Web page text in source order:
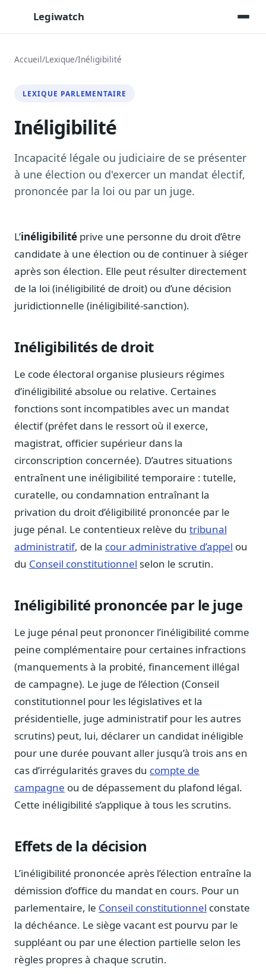
Legiwatch
Posez vos questions, réponses sourcées
Transcriptions IA
Toutes les séances AN/Sénat transcrites
Synthèses IA
Résumés automatiques des dossiers longs
Veille des matinales radio
Par dossier, personne, mot-clé
Exports & livrables
Notes, briefings, tableaux de bord
Fiches parlementaires
Parcours, mandats, prises de position
Affaires publiques
Affaires réglementaires
JO, décrets, conseil des ministres, AAI
Fédérations & plaidoyer
ONG, syndicats, ordres, associations
Parlementaires
Préparez vos interventions et amendements
Journalistes
Veille en temps réel, embeds pour vos contenus
Suivi par secteur
11 secteurs : énergie, santé, finance, numérique…
Cas d'usage concrets
Six cas pour gagner du temps
Conseil (Advisory)
Consultants seniors, plateforme Legiwatch incluse
Guides pratiques
17 guides sur le Parlement, la procédure, le plaidoyer
Blog & Podcast Hémicycle
Lexique parlementaire
1027 termes expliqués
Glossaire affaires publiques
Lexique par thème métier
Sources couvertes
23 flux indexés
Nouveautés produit
Accueil/Lexique/Inéligibilité
LEXIQUE PARLEMENTAIRE
Inéligibilité
Incapacité légale ou judiciaire de se présenter
à une élection ou d'exercer un mandat électif,
prononcée par la loi ou par un juge.
L’inéligibilité prive une personne du droit d’être
candidate à une élection ou de continuer à siéger
après son élection. Elle peut résulter directement
de la loi (inéligibilité de droit) ou d’une décision
juridictionnelle (inéligibilité-sanction).
Inéligibilités de droit
Le code électoral organise plusieurs régimes
d’inéligibilité absolue ou relative. Certaines
fonctions sont incompatibles avec un mandat
électif (préfet dans le ressort où il exerce,
magistrat, officier supérieur dans la
circonscription concernée). D’autres situations
entraînent une inéligibilité temporaire : tutelle,
curatelle, ou condamnation entraînant la
privation du droit d’éligibilité prononcée par le
juge pénal. Le contentieux relève du tribunal
administratif, de la cour administrative d’appel ou
du Conseil constitutionnel selon le scrutin.
Inéligibilité prononcée par le juge
Le juge pénal peut prononcer l’inéligibilité comme
peine complémentaire pour certaines infractions
(manquements à la probité, financement illégal
de campagne). Le juge de l’élection (Conseil
constitutionnel pour les législatives et la
présidentielle, juge administratif pour les autres
scrutins) peut, lui, déclarer un candidat inéligible
pour une durée pouvant aller jusqu’à trois ans en
cas d’irrégularités graves du compte de
campagne ou de dépassement du plafond légal.
Cette inéligibilité s’applique à tous les scrutins.
Effets de la décision
L’inéligibilité prononcée après l’élection entraîne la
démission d’office du mandat en cours. Pour un
parlementaire, le Conseil constitutionnel constate
la déchéance. Le siège vacant est pourvu par le
suppléant ou par une élection partielle selon les
règles propres à chaque scrutin.